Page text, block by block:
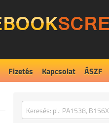
Fizetés Kapcsolat ÁSZF